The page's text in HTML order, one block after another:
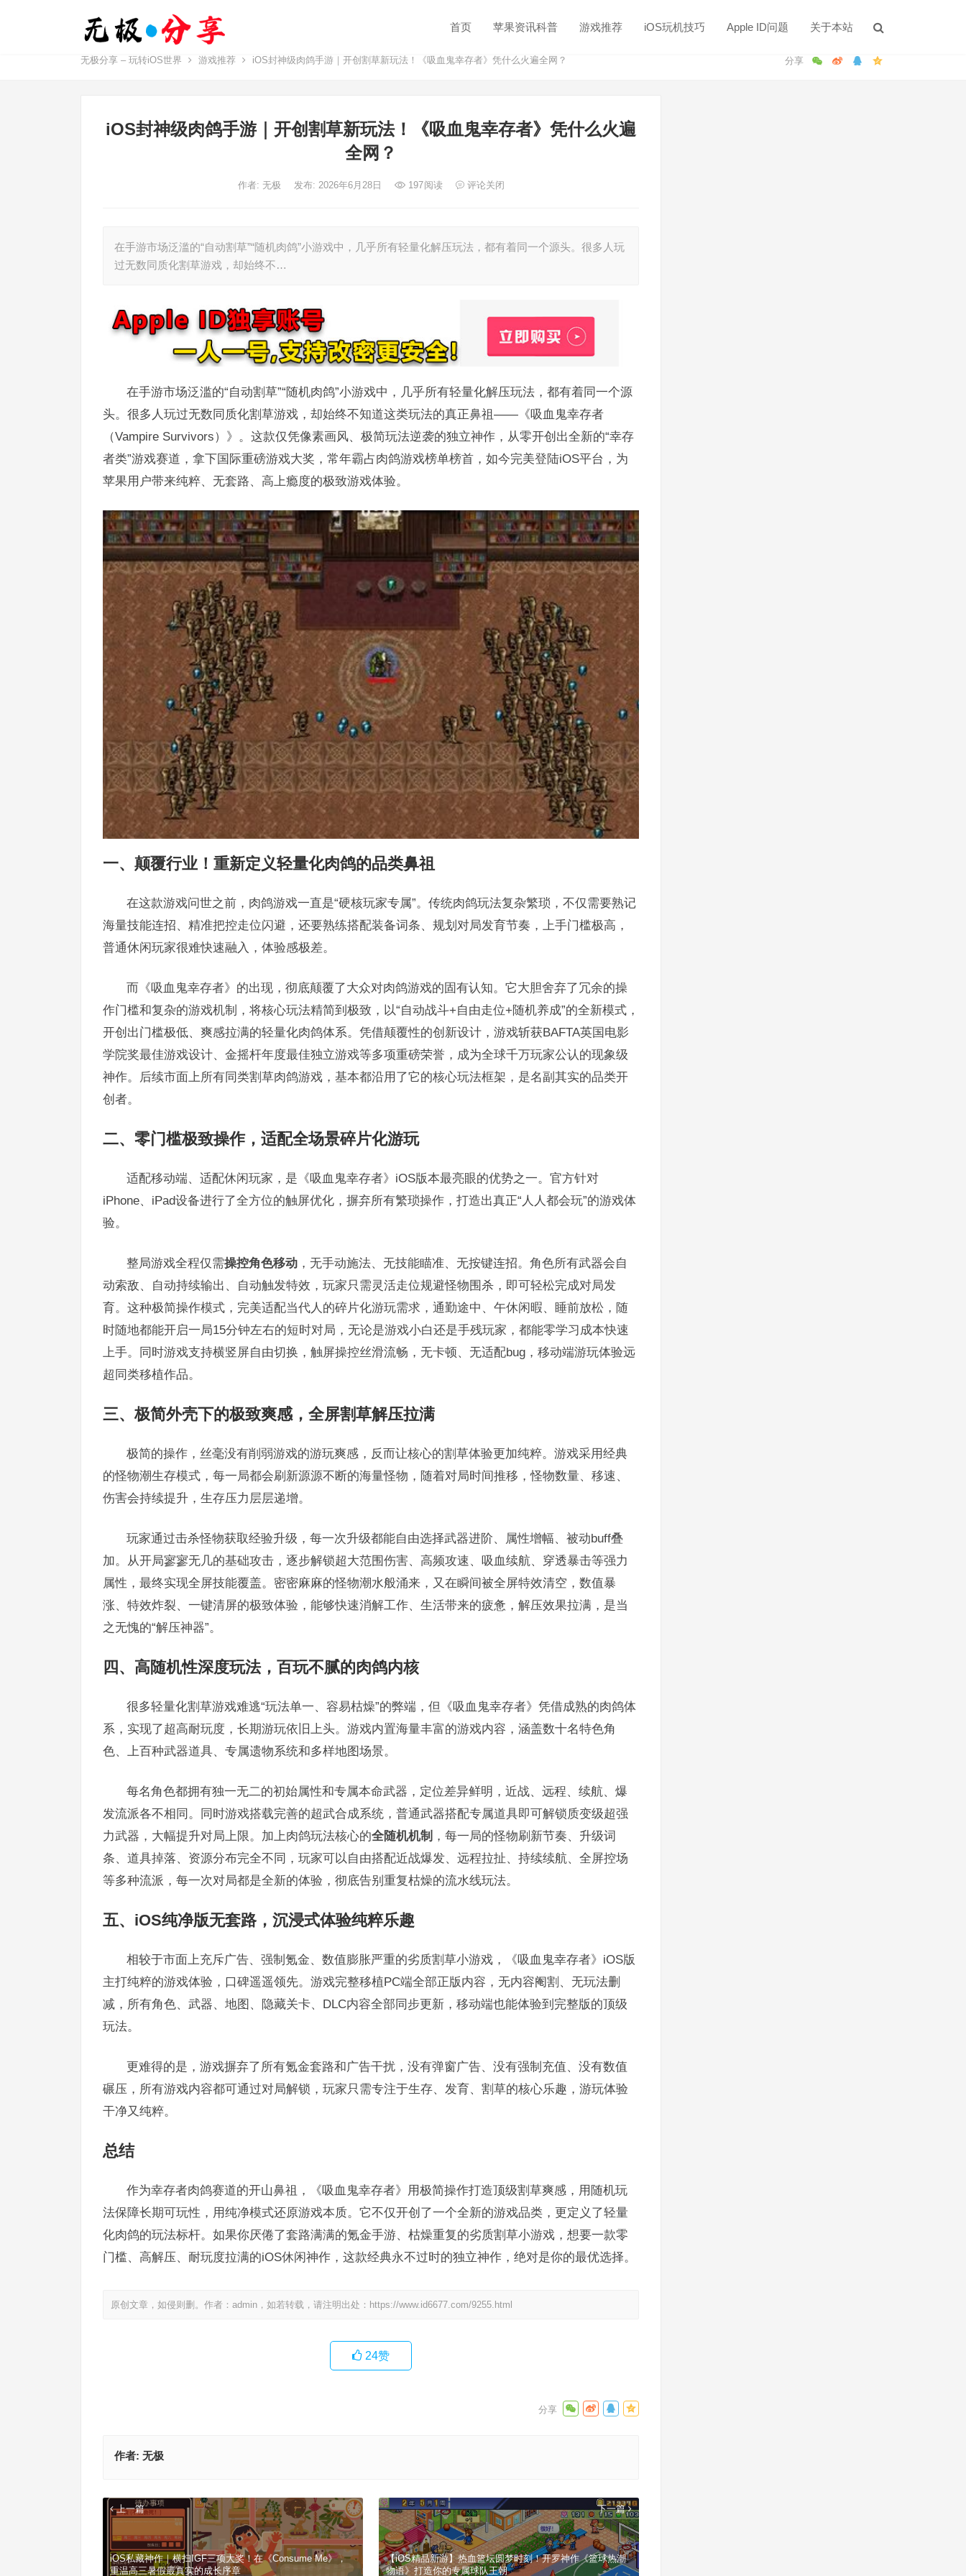
首页 苹果资讯科普 游戏推荐 iOS玩机技巧 Apple ID问题 关于本站
无极分享 – 玩转iOS世界 游戏推荐 iOS封神级肉鸽手游｜开创割草新玩法！《吸血鬼幸存者》凭什么火遍全网？
iOS封神级肉鸽手游｜开创割草新玩法！《吸血鬼幸存者》凭什么火遍
全网？
作者: 无极 发布: 2026年6月28日 197阅读 评论关闭
在手游市场泛滥的“自动割草”“随机肉鸽”小游戏中，几乎所有轻量化解压玩法，都有着同一个源头。很多人玩
过无数同质化割草游戏，却始终不…
在手游市场泛滥的“自动割草”“随机肉鸽”小游戏中，几乎所有轻量化解压玩法，都有着同一个源
头。很多人玩过无数同质化割草游戏，却始终不知道这类玩法的真正鼻祖——《吸血鬼幸存者
（Vampire Survivors）》。这款仅凭像素画风、极简玩法逆袭的独立神作，从零开创出全新的“幸存
者类”游戏赛道，拿下国际重磅游戏大奖，常年霸占肉鸽游戏榜单榜首，如今完美登陆iOS平台，为
苹果用户带来纯粹、无套路、高上瘾度的极致游戏体验。
一、颠覆行业！重新定义轻量化肉鸽的品类鼻祖
在这款游戏问世之前，肉鸽游戏一直是“硬核玩家专属”。传统肉鸽玩法复杂繁琐，不仅需要熟记
海量技能连招、精准把控走位闪避，还要熟练搭配装备词条、规划对局发育节奏，上手门槛极高，
普通休闲玩家很难快速融入，体验感极差。
而《吸血鬼幸存者》的出现，彻底颠覆了大众对肉鸽游戏的固有认知。它大胆舍弃了冗余的操
作门槛和复杂的游戏机制，将核心玩法精简到极致，以“自动战斗+自由走位+随机养成”的全新模式，
开创出门槛极低、爽感拉满的轻量化肉鸽体系。凭借颠覆性的创新设计，游戏斩获BAFTA英国电影
学院奖最佳游戏设计、金摇杆年度最佳独立游戏等多项重磅荣誉，成为全球千万玩家公认的现象级
神作。后续市面上所有同类割草肉鸽游戏，基本都沿用了它的核心玩法框架，是名副其实的品类开
创者。
二、零门槛极致操作，适配全场景碎片化游玩
适配移动端、适配休闲玩家，是《吸血鬼幸存者》iOS版本最亮眼的优势之一。官方针对
iPhone、iPad设备进行了全方位的触屏优化，摒弃所有繁琐操作，打造出真正“人人都会玩”的游戏体
验。
整局游戏全程仅需操控角色移动 ，无手动施法、无技能瞄准、无按键连招。角色所有武器会自
动索敌、自动持续输出、自动触发特效，玩家只需灵活走位规避怪物围杀，即可轻松完成对局发
育。这种极简操作模式，完美适配当代人的碎片化游玩需求，通勤途中、午休闲暇、睡前放松，随
时随地都能开启一局15分钟左右的短时对局，无论是游戏小白还是手残玩家，都能零学习成本快速
上手。同时游戏支持横竖屏自由切换，触屏操控丝滑流畅，无卡顿、无适配bug，移动端游玩体验远
超同类移植作品。
三、极简外壳下的极致爽感，全屏割草解压拉满
极简的操作，丝毫没有削弱游戏的游玩爽感，反而让核心的割草体验更加纯粹。游戏采用经典
的怪物潮生存模式，每一局都会刷新源源不断的海量怪物，随着对局时间推移，怪物数量、移速、
伤害会持续提升，生存压力层层递增。
玩家通过击杀怪物获取经验升级，每一次升级都能自由选择武器进阶、属性增幅、被动buff叠
加。从开局寥寥无几的基础攻击，逐步解锁超大范围伤害、高频攻速、吸血续航、穿透暴击等强力
属性，最终实现全屏技能覆盖。密密麻麻的怪物潮水般涌来，又在瞬间被全屏特效清空，数值暴
涨、特效炸裂、一键清屏的极致体验，能够快速消解工作、生活带来的疲惫，解压效果拉满，是当
之无愧的“解压神器”。
四、高随机性深度玩法，百玩不腻的肉鸽内核
很多轻量化割草游戏难逃“玩法单一、容易枯燥”的弊端，但《吸血鬼幸存者》凭借成熟的肉鸽体
系，实现了超高耐玩度，长期游玩依旧上头。游戏内置海量丰富的游戏内容，涵盖数十名特色角
色、上百种武器道具、专属遗物系统和多样地图场景。
每名角色都拥有独一无二的初始属性和专属本命武器，定位差异鲜明，近战、远程、续航、爆
发流派各不相同。同时游戏搭载完善的超武合成系统，普通武器搭配专属道具即可解锁质变级超强
力武器，大幅提升对局上限。加上肉鸽玩法核心的全随机机制
，每一局的怪物刷新节奏、升级词
条、道具掉落、资源分布完全不同，玩家可以自由搭配近战爆发、远程拉扯、持续续航、全屏控场
等多种流派，每一次对局都是全新的体验，彻底告别重复枯燥的流水线玩法。
五、iOS纯净版无套路，沉浸式体验纯粹乐趣
相较于市面上充斥广告、强制氪金、数值膨胀严重的劣质割草小游戏，《吸血鬼幸存者》iOS版
主打纯粹的游戏体验，口碑遥遥领先。游戏完整移植PC端全部正版内容，无内容阉割、无玩法删
减，所有角色、武器、地图、隐藏关卡、DLC内容全部同步更新，移动端也能体验到完整版的顶级
玩法。
更难得的是，游戏摒弃了所有氪金套路和广告干扰，没有弹窗广告、没有强制充值、没有数值
碾压，所有游戏内容都可通过对局解锁，玩家只需专注于生存、发育、割草的核心乐趣，游玩体验
干净又纯粹。
总结
作为幸存者肉鸽赛道的开山鼻祖，《吸血鬼幸存者》用极简操作打造顶级割草爽感，用随机玩
法保障长期可玩性，用纯净模式还原游戏本质。它不仅开创了一个全新的游戏品类，更定义了轻量
化肉鸽的玩法标杆。如果你厌倦了套路满满的氪金手游、枯燥重复的劣质割草小游戏，想要一款零
门槛、高解压、耐玩度拉满的iOS休闲神作，这款经典永不过时的独立神作，绝对是你的最优选择。
原创文章，如侵则删。作者：admin，如若转载，请注明出处： https://www.id6677.com/9255.html
24赞
作者: 无极
上一篇
iOS私藏神作｜横扫IGF三项大奖！在《Consume Me》，
重温高三暑假最真实的成长序章
下一篇
【iOS精品新游】热血篮坛圆梦时刻！开罗神作《篮球热潮
物语》打造你的专属球队王朝